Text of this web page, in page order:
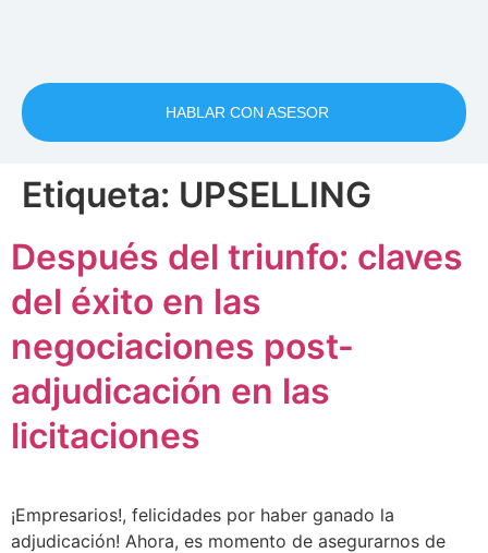
HABLAR CON ASESOR
Etiqueta: UPSELLING
Después del triunfo: claves
del éxito en las
negociaciones post-
adjudicación en las
licitaciones
¡Empresarios!, felicidades por haber ganado la
adjudicación! Ahora, es momento de asegurarnos de